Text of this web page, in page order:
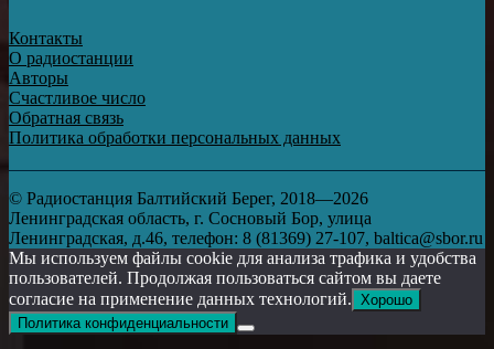
Контакты
О радиостанции
Авторы
Счастливое число
Обратная связь
Политика обработки персональных данных
© Радиостанция Балтийский Берег, 2018—2026
Ленинградская область, г. Сосновый Бор, улица
Ленинградская, д.46, телефон: 8 (81369) 27-107, baltica@sbor.ru
Мы используем файлы cookie для анализа трафика и удобства
пользователей. Продолжая пользоваться сайтом вы даете
согласие на применение данных технологий. Хорошо
Политика конфиденциальности